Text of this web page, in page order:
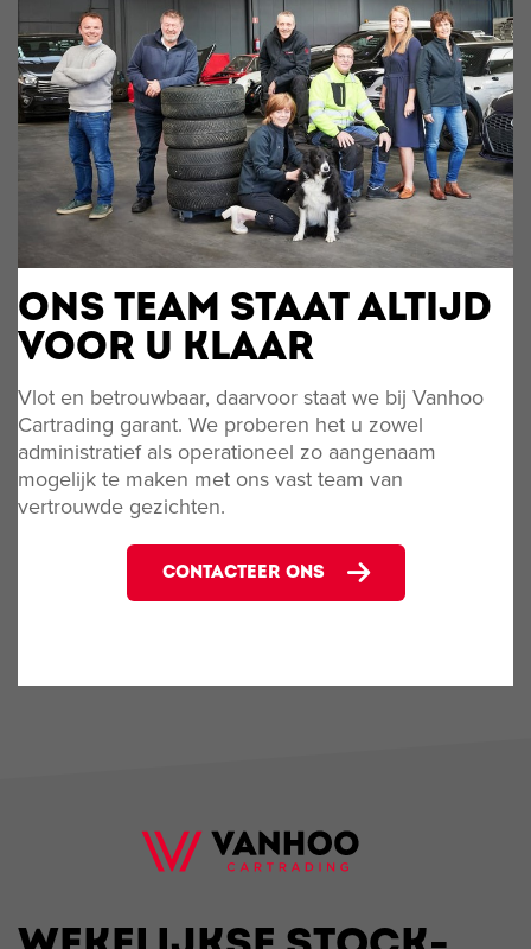
ONS TEAM STAAT ALTIJD
VOOR U KLAAR
Vlot en betrouwbaar, daarvoor staat we bij Vanhoo
Cartrading garant. We proberen het u zowel
administratief als operationeel zo aangenaam
mogelijk te maken met ons vast team van
vertrouwde gezichten.
CONTACTEER ONS